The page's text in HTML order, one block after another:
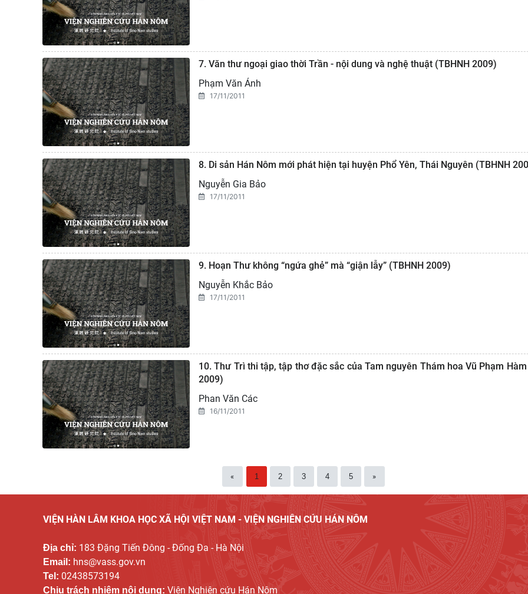
7. Văn thư ngoại giao thời Trần - nội dung và nghệ thuật (TBHNH 2009)
Phạm Văn Ánh
17/11/2011
8. Di sản Hán Nôm mới phát hiện tại huyện Phổ Yên, Thái Nguyên (TBHNH
Nguyễn Gia Bảo
17/11/2011
9. Hoạn Thư không “ngứa ghẻ” mà “giận lẫy” (TBHNH 2009)
Nguyễn Khắc Bảo
17/11/2011
10. Thư Trì thi tập, tập thơ đặc sắc của Tam nguyên Thám hoa Vũ Phạm
2009)
Phan Văn Các
16/11/2011
« 1 2 3 4 5 »
VIỆN HÀN LÂM KHOA HỌC XÃ HỘI VIỆT NAM - VIỆN NGHIÊN CỨU HÁN NÔM
Địa chỉ: 183 Đặng Tiến Đông - Đống Đa - Hà Nội
Email: hns@vass.gov.vn
Tel: 02438573194
Chịu trách nhiệm nội dung: Viện Nghiên cứu Hán Nôm